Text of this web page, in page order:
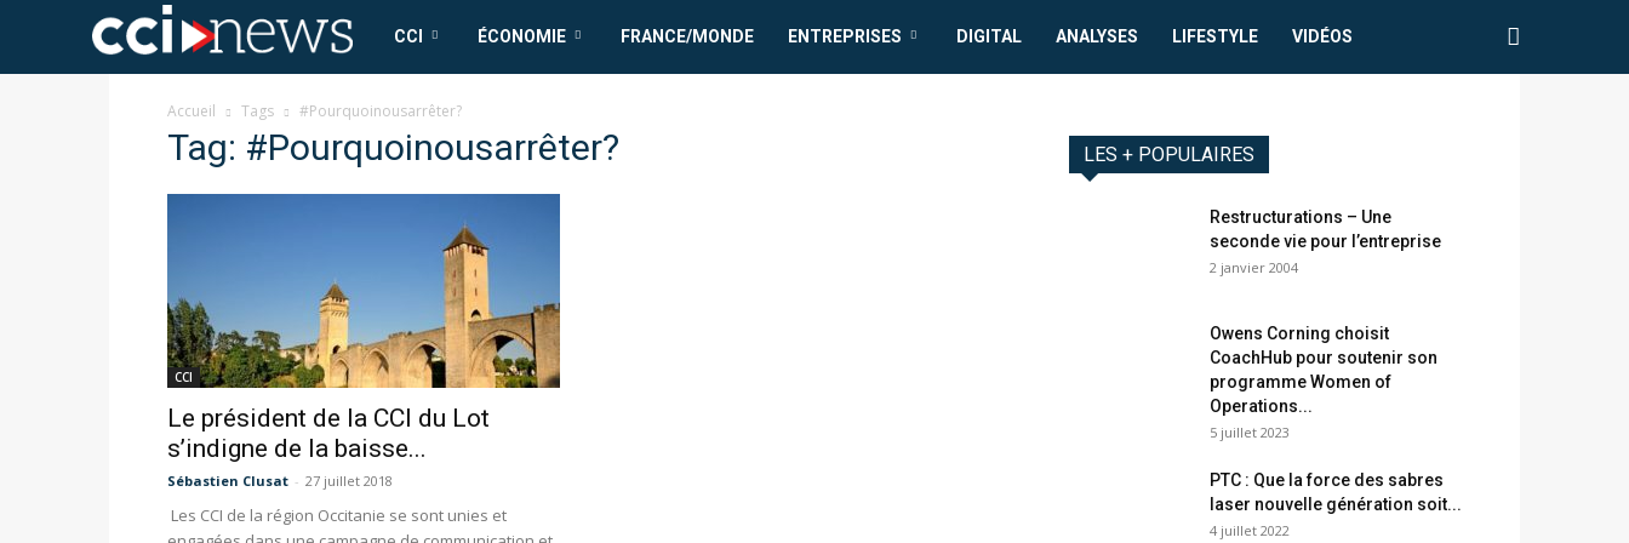
CCI
News
CCI ÉCONOMIE FRANCE/MONDE ENTREPRISES DIGITAL ANALYSES LIFESTYLE VIDÉOS
Accueil Tags #Pourquoinousarrêter?
Tag: #Pourquoinousarrêter?
CCI
Le président de la CCI du Lot
s’indigne de la baisse...
Sébastien Clusat - 27 juillet 2018
Les CCI de la région Occitanie se sont unies et
LES + POPULAIRES
Restructurations – Une
seconde vie pour l’entreprise
2 janvier 2004
Owens Corning choisit
CoachHub pour soutenir son
programme Women of
Operations...
5 juillet 2023
PTC : Que la force des sabres
laser nouvelle génération soit...
4 juillet 2022